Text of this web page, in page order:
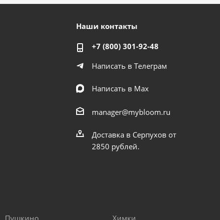
Наши контакты
+7 (800) 301-92-48
Написать в Телеграм
Написать в Мах
manager@mybloom.ru
Доставка в Серпухов от
2850 рублей.